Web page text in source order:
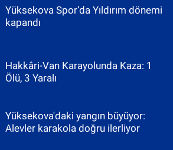
Yüksekova Spor’da Yıldırım dönemi
kapandı
Hakkâri-Van Karayolunda Kaza: 1
Ölü, 3 Yaralı
Yüksekova'daki yangın büyüyor:
Alevler karakola doğru ilerliyor